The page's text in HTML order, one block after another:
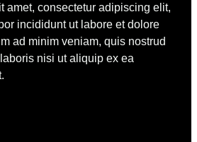
amet, consectetur adipiscing elit,
incididunt ut labore et dolore
ad minim veniam, quis nostrud
nisi ut aliquip ex ea